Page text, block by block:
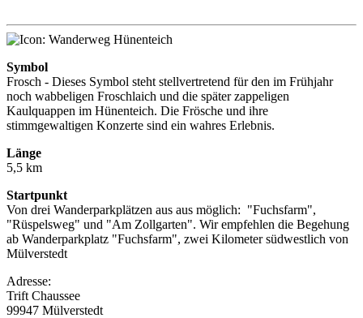
Symbol
Frosch - Dieses Symbol steht stellvertretend für den im Frühjahr
noch wabbeligen Froschlaich und die später zappeligen
Kaulquappen im Hünenteich. Die Frösche und ihre
stimmgewaltigen Konzerte sind ein wahres Erlebnis.
Länge
5,5 km
Startpunkt
Von drei Wanderparkplätzen aus aus möglich: "Fuchsfarm",
"Rüspelsweg" und "Am Zollgarten". Wir empfehlen die Begehung
ab Wanderparkplatz "Fuchsfarm", zwei Kilometer südwestlich von
Mülverstedt
Adresse:
Trift Chaussee
99947 Mülverstedt